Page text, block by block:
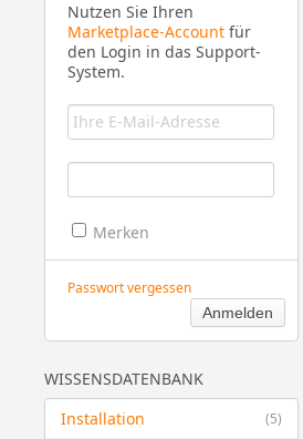
Nutzen Sie Ihren
Marketplace-Accountfür
den Login in das Support-
System.
Merken
Passwort vergessen
WISSENSDATENBANK
(5)
Installation